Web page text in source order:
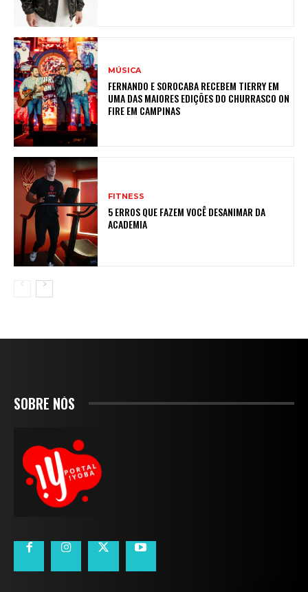
MÚSICA
FERNANDO E SOROCABA RECEBEM TIERRY EM
UMA DAS MAIORES EDIÇÕES DO CHURRASCO ON
FIRE EM CAMPINAS
FITNESS
5 ERROS QUE FAZEM VOCÊ DESANIMAR DA
ACADEMIA
SOBRE NÓS